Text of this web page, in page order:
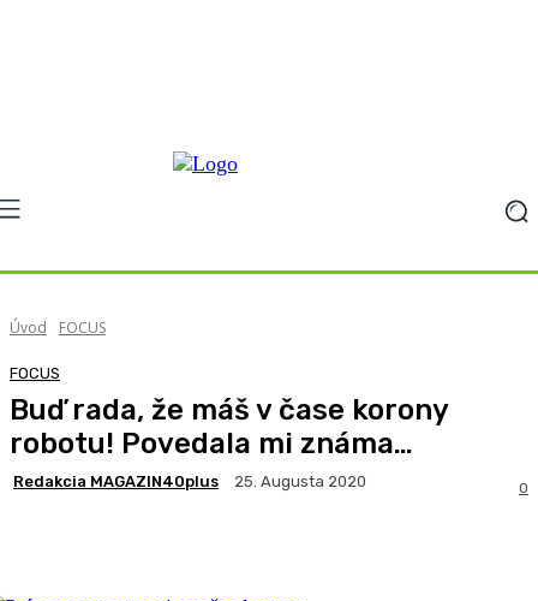
Úvod FOCUS
FOCUS
Buď rada, že máš v čase korony
robotu! Povedala mi známa…
Redakcia MAGAZIN40plus 25. Augusta 2020 0